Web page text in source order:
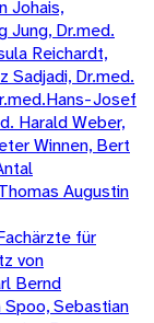
Johais,
Jung, Dr.med.
Reichardt,
Sadjadi, Dr.med.
Josef
Harald Weber,
Winnen, Bert
Augustin
für
von
Bernd
Spoo, Sebastian